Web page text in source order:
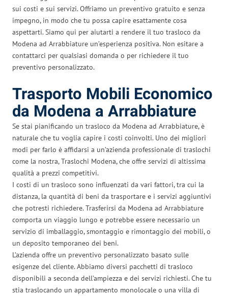
sui costi e sui servizi. Offriamo un preventivo gratuito e senza
impegno, in modo che tu possa capire esattamente cosa
aspettarti. Siamo qui per aiutarti a rendere il tuo trasloco da
Modena ad Arrabbiature un’esperienza positiva. Non esitare a
contattarci per qualsiasi domanda o per richiedere il tuo
preventivo personalizzato.
Trasporto Mobili Economico
da Modena a Arrabbiature
Se stai pianificando un trasloco da Modena ad Arrabbiature, è
naturale che tu voglia capire i costi coinvolti. Uno dei migliori
modi per farlo è affidarsi a un’azienda professionale di traslochi
come la nostra, Traslochi Modena, che offre servizi di altissima
qualità a prezzi competitivi.
I costi di un trasloco sono influenzati da vari fattori, tra cui la
distanza, la quantità di beni da trasportare e i servizi aggiuntivi
che potresti richiedere. Trasferirsi da Modena ad Arrabbiature
comporta un viaggio lungo e potrebbe essere necessario un
servizio di imballaggio, smontaggio e rimontaggio dei mobili, o
un deposito temporaneo dei beni.
L’azienda offre un preventivo personalizzato basato sulle
esigenze del cliente. Abbiamo diversi pacchetti di trasloco
disponibili a seconda dell’ampiezza e dei servizi richiesti. Che tu
stia traslocando un appartamento monolocale o una villa di